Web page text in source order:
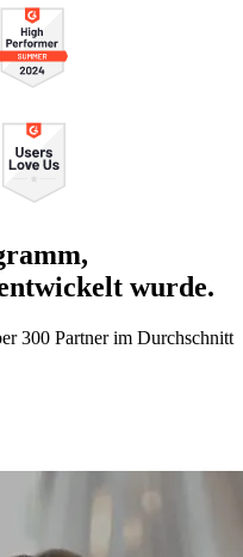
wurde.
300 Partner im Durchschnitt